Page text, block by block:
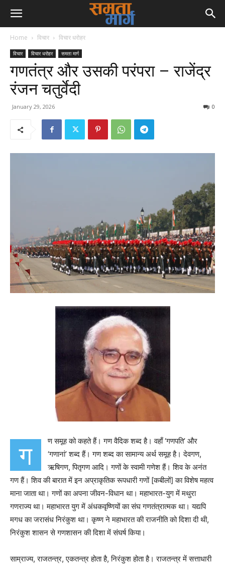
Home विचार विचार धरोहर
विचार विचार धरोहर समता मार्ग
गणतंत्र और उसकी परंपरा – राजेंद्र
रंजन चतुर्वेदी
January 29, 2026 0
ग
ण समूह को कहते हैं। गण वैदिक शब्द है। वहाँ ‘गणपति’ और
‘गणानां’ शब्द हैं। गण शब्द का सामान्य अर्थ समूह है। देवगण,
ऋषिगण, पितृगण आदि। गणों के स्वामी गणेश हैं। शिव के अनंत
गण हैं। शिव की बारात में इन अप्राकृतिक रूपधारी गणों [कबीलों] का विशेष महत्व
माना जाता था। गणों का अपना जीवन-विधान था। महाभारत-युग में मथुरा
गणराज्य था। महाभारत युग में अंधकवृष्णियों का संघ गणतंत्रात्मक था। यद्यपि
मगध का जरासंध निरंकुश था। कृष्ण ने महाभारत की राजनीति को दिशा दी थी,
निरंकुश शासन से गणशासन की दिशा में संघर्ष किया।
साम्राज्य, राजतन्त्र, एकतन्त्र होता है, निरंकुश होता है। राजतन्त्र में सत्ताधारी